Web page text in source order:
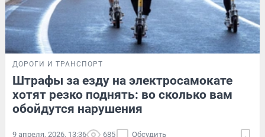
ДОРОГИ И ТРАНСПОРТ
Штрафы за езду на электросамокате
хотят резко поднять: во сколько вам
обойдутся нарушения
9 апреля, 2026, 13:36 685 Обсудить